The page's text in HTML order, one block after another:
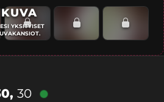
YKSITYISET
30